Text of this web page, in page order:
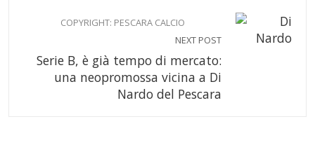
COPYRIGHT: PESCARA CALCIO
NEXT POST
Serie B, è già tempo di mercato:
una neopromossa vicina a Di
Nardo del Pescara